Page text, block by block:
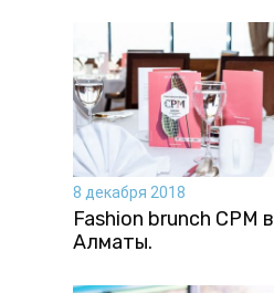
8 декабря 2018
Fashion brunch CPM в
Алматы.